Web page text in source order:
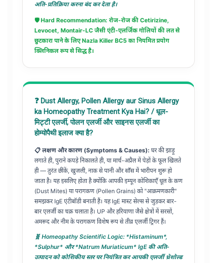
अति-प्रतिक्रिया करना बंद कर देता है।
🛡️ Hard Recommendation: रोज-रोज की Cetirizine,
Levocet, Montair-LC जैसी एंटी-एलर्जिक गोलियों की लत से
छुटकारा पाने के लिएNazla Killer BC5 का नियमित प्रयोग
क्लिनिकल रूप से सिद्ध है।
❓ Dust Allergy, Pollen Allergy aur Sinus Allergy
ka Homeopathy Treatment Kya Hai? / धूल-
मिट्टी एलर्जी, पोलन एलर्जी और साइनस एलर्जी का
होम्योपैथी इलाज क्या है?
📋 लक्षण और कारण (Symptoms & Causes): घर की झाड़ू
लगाते ही, पुराने कपड़े निकालते ही, या मार्च-अप्रैल में पेड़ों के फूल खिलते
ही — तुरंत छींकें, खुजली, नाक से पानी और साँस में भारीपन शुरू हो
जाता है। यह इसलिए होता है क्योंकि आपकी इम्यून कोशिकाएँ धूल के कण
(Dust Mites) या परागकण (Pollen Grains) को "आक्रमणकारी"
समझकर IgE एंटीबॉडी बनाती हैं। यह IgE मास्ट सेल्स से जुड़कर बार-
बार एलर्जी का चक्र चलाता है। UP और हरियाणा जैसे क्षेत्रों में सरसों,
अमरूद और नीम के परागकण विशेष रूप से तीव्र एलर्जी ट्रिगर हैं।
🧬 Homeopathy Scientific Logic: *Histaminum*,
*Sulphur* और *Natrum Muriaticum* IgE की अति-
उत्पादन को कोशिकीय स्तर पर नियंत्रित कर आपकी एलर्जी थ्रेशोल्ड